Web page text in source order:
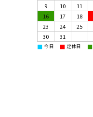
9
10 11
16
17 18
23
24 25
30
31
■ 今日 ■ 定休日 ■